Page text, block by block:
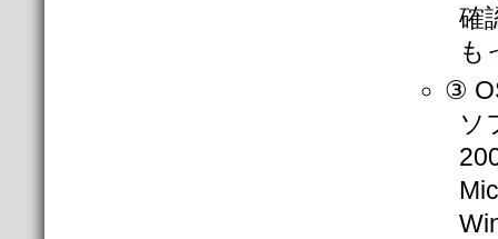
確
も
③
ソ